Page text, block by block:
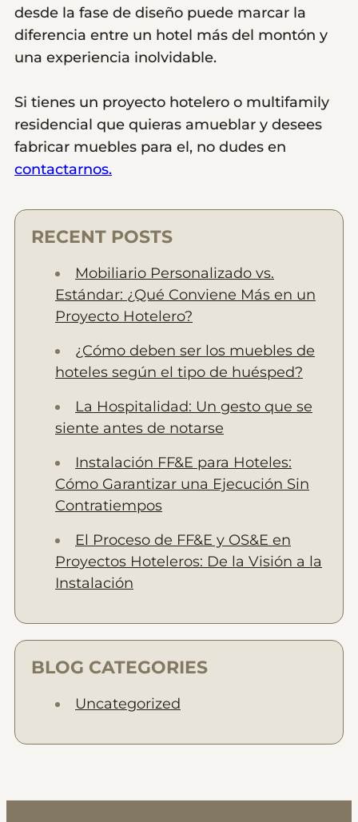
desde la fase de diseño puede marcar la
diferencia entre un hotel más del montón y
una experiencia inolvidable.
Si tienes un proyecto hotelero o multifamily
residencial que quieras amueblar y desees
fabricar muebles para el, no dudes en
contactarnos.
RECENT POSTS
Mobiliario Personalizado vs.
Estándar: ¿Qué Conviene Más en un
Proyecto Hotelero?
¿Cómo deben ser los muebles de
hoteles según el tipo de huésped?
La Hospitalidad: Un gesto que se
siente antes de notarse
Instalación FF&E para Hoteles:
Cómo Garantizar una Ejecución Sin
Contratiempos
El Proceso de FF&E y OS&E en
Proyectos Hoteleros: De la Visión a la
Instalación
BLOG CATEGORIES
Uncategorized